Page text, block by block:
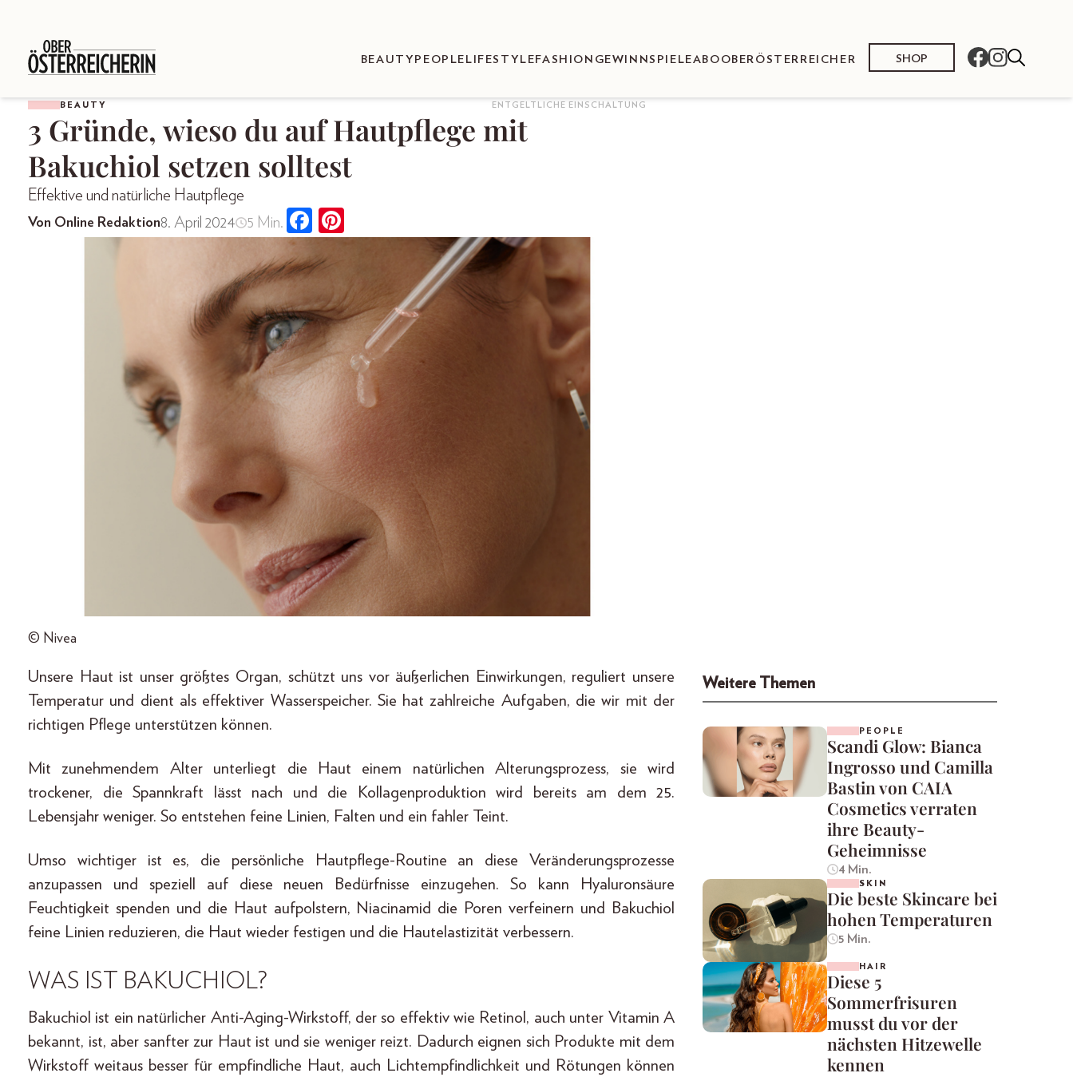
BEAUTY PEOPLE LIFESTYLEFASHION GEWINNSPIELEABO OBERÖSTERREICHER SHOP
BEAUTY ENTGELTLICHE EINSCHALTUNG
3 Gründe, wieso du auf Hautpflege mit
Bakuchiol setzen solltest
Effektive und natürliche Hautpflege
Von Online Redaktion8. April 2024 5 Min.
© Nivea
Unsere Haut ist unser größtes Organ, schützt uns vor äußerlichen Einwirkungen, reguliert unsere
Temperatur und dient als effektiver Wasserspeicher. Sie hat zahlreiche Aufgaben, die wir mit der
richtigen Pflege unterstützen können.
Mit zunehmendem Alter unterliegt die Haut einem natürlichen Alterungsprozess, sie wird
trockener, die Spannkraft lässt nach und die Kollagenproduktion wird bereits am dem 25.
Lebensjahr weniger. So entstehen feine Linien, Falten und ein fahler Teint.
Umso wichtiger ist es, die persönliche Hautpflege-Routine an diese Veränderungsprozesse
anzupassen und speziell auf diese neuen Bedürfnisse einzugehen. So kann Hyaluronsäure
Feuchtigkeit spenden und die Haut aufpolstern, Niacinamid die Poren verfeinern und Bakuchiol
feine Linien reduzieren, die Haut wieder festigen und die Hautelastizität verbessern.
WAS IST BAKUCHIOL?
Bakuchiol ist ein natürlicher Anti-Aging-Wirkstoff, der so effektiv wie Retinol, auch unter Vitamin A
bekannt, ist, aber sanfter zur Haut ist und sie weniger reizt. Dadurch eignen sich Produkte mit dem
Wirkstoff weitaus besser für empfindliche Haut, auch Lichtempfindlichkeit und Rötungen können
Weitere Themen
PEOPLE
Scandi Glow: Bianca
Ingrosso und Camilla
Bastin von CAIA
Cosmetics verraten
ihre Beauty-
Geheimnisse
4 Min.
SKIN
Die beste Skincare bei
hohen Temperaturen
5 Min.
HAIR
Diese 5
Sommerfrisuren
musst du vor der
nächsten Hitzewelle
kennen